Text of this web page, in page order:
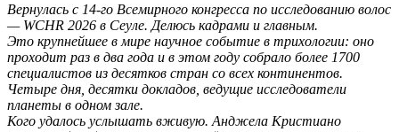
Вернулась с 14-го Всемирного конгресса по исследованию волос
— WCHR 2026 в Сеуле. Делюсь кадрами и главным.
Это крупнейшее в мире научное событие в трихологии: оно
проходит раз в два года и в этом году собрало более 1700
специалистов из десятков стран со всех континентов.
Четыре дня, десятки докладов, ведущие исследователи
планеты в одном зале.
Кого удалось услышать вживую. Анджела Кристиано